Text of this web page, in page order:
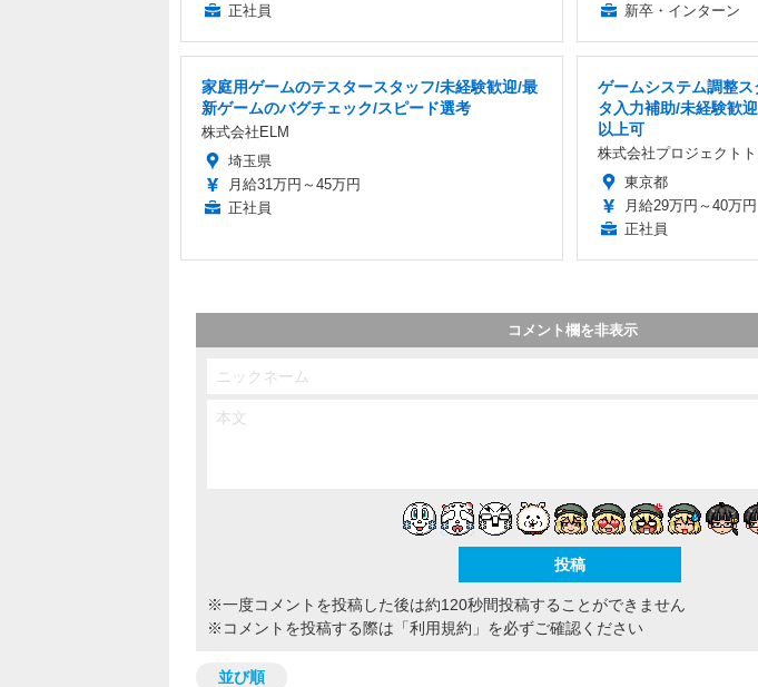
正社員
新卒・インターン
家庭用ゲームのテスタースタッフ/未経験歓迎/最
新ゲームのバグチェック/スピード選考
株式会社ELM
埼玉県
月給31万円～45万円
正社員
ゲームシステム調整
タ入力補助/未経験歓
以上可
株式会社プロジェクト
東京都
月給29万円～40万円
正社員
コメント欄を非表示
※一度コメントを投稿した後は約120秒間投稿することができません
※コメントを投稿する際は 「利用規約」 を必ずご確認ください
並び順